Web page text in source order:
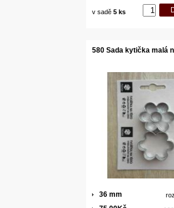
v sadě 5 ks
580 Sada kytička malá
36 mm